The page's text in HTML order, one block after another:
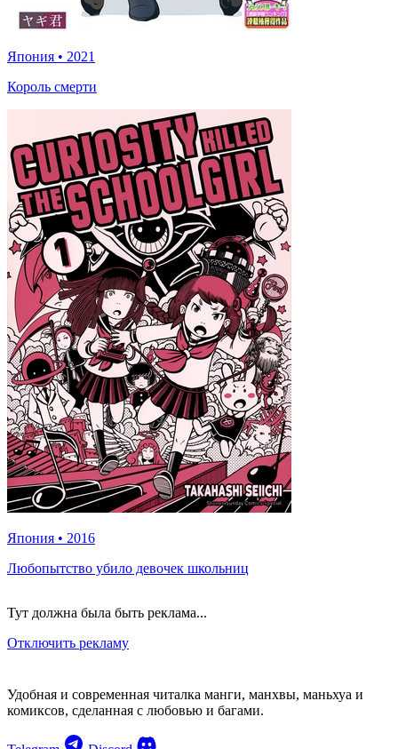
Япония • 2021
Король смерти
Япония • 2016
Любопытство убило девочек школьниц
Тут должна была быть реклама...
Отключить рекламу
Удобная и современная читалка манги, манхвы, маньхуа и
комиксов, сделанная с любовью и багами.